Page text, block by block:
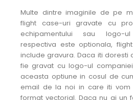
Multe dintre imaginile de pe
flight case-uri gravate cu
echipamentului sau logo-
respectiva este optionala,
include gravura. Daca iti doresti
fie gravat cu logo-ul
aceasta optiune in cosul de
email de la noi in care iti vom
format vectorial. Daca nu ai un